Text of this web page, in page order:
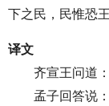
下之民，民惟恐
译文
齐宣王问道：“
孟子回答说：“